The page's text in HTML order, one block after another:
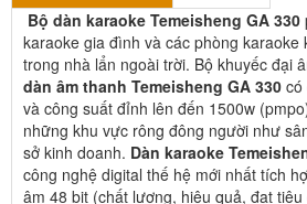
Bộ dàn karaoke Temeisheng GA 330
karaoke gia đình và các phòng
trong nhà lẩn ngoài trời. Bộ khuyếc đại
dàn âm thanh Temeisheng GA 330 có
và công suất đỉnh lên đến 1500w
những khu vực rông đông người như
sở kinh doanh. Dàn karaoke
công nghệ digital thế hệ mới nhất tích
âm 48 bit (chất lượng, hiệu quả, đạt